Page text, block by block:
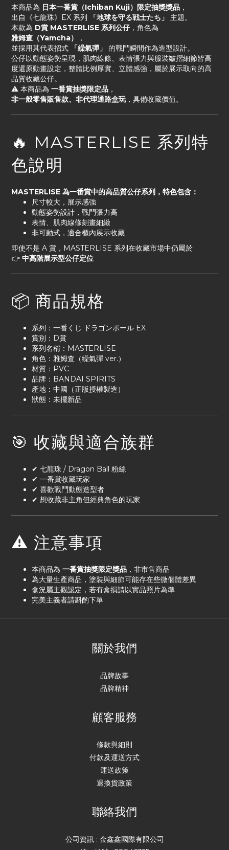
本商品為 日本一番賞（Ichiban Kuji）限定抽獎獎品 ，
出自《七龍珠》EX 系列
「地球を守る戦士たち」
主題。
本款為 D賞 MASTERLISE 系列公仔 ，角色為
雅姆查 （Yamcha）
，
並採用其代表招式
「繰氣彈」
的戰鬥瞬間作為造型設計。
公仔以動態姿勢呈現，肌肉線條、表情張力與服裝皺摺細節皆高
度還原動畫設定，整體比例厚實、立體感強，屬於展示取向的高
品質收藏公仔。
⚠️ 本商品為 一番賞抽獎限定品 ，
非一般零售販售款、非代理通路盒玩，具備收藏價值。
🔥 MASTERLISE 系列特
色說明
MASTERLISE 為一番賞中的高品質公仔系列，特色包含：
尺寸較大，展示感強
動態姿勢設計，戰鬥張力高
表情、肌肉線條刻畫細緻
非可動式，適合櫃內展示收藏
即使不是 A 賞，MASTERLISE 系列在收藏市場中仍屬於
👉 中高階展示型公仔定位
📦 商品規格
系列：一番くじ ドラゴンボール EX
賞別：D賞
系列名稱：MASTERLISE
角色：雅姆查（繰氣彈 ver.）
材質：PVC
品牌：BANDAI SPIRITS
產地：中國（正版授權製造）
狀態：未擺新品
🎯 收藏與適合族群
✔ 七龍珠 / Dragon Ball 粉絲
✔ 一番賞收藏玩家
✔ 喜歡戰鬥動態造型者
✔ 想收藏非主角但經典角色的玩家
⚠️ 注意事項
本商品為 一番賞抽獎限定獎品 ，非市售商品
為大量生產商品，塗裝與細節可能存在些微個體差異
盒況屬主觀認定，若有盒損請以實品照片為準
完美主義者請斟酌下單
關於我們
品牌故事
品牌精神
顧客服務
條款與細則
付款及運送方式
運送政策
退換貨政策
聯絡我們
公司資訊 : 金鑫鑫國際有限公司